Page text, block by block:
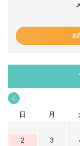
お
<
日
月
2
3